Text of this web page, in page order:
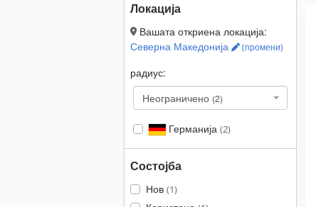
Локација
Вашата откриена локација:
Северна Македонија
(промени)
радиус:
Неограничено (2)
Германија (2)
Состојба
Нов (1)